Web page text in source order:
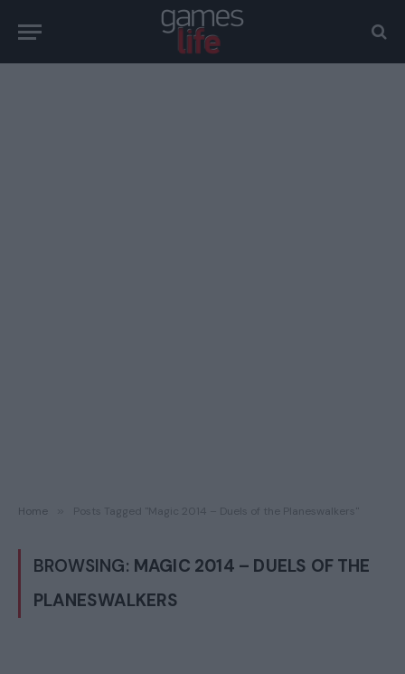
Home Posts Tagged "Magic 2014 – Duels of the Planeswalkers"
BROWSING: MAGIC 2014 – DUELS OF THE
PLANESWALKERS